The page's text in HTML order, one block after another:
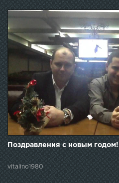
Поздравления с новым годом!
vitalino1980